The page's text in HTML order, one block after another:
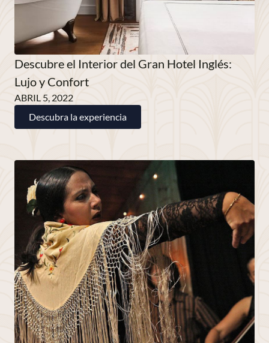
Descubre el Interior del Gran Hotel Inglés:
Lujo y Confort
ABRIL 5, 2022
Descubra la experiencia